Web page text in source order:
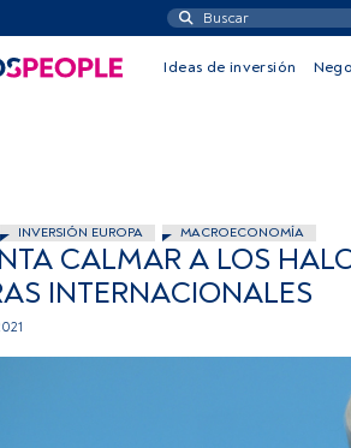
Ideas de inversión
INVERSIÓN EUROPA MACROECONOMÍA
CALMAR A LOS
INTERNACIONALES